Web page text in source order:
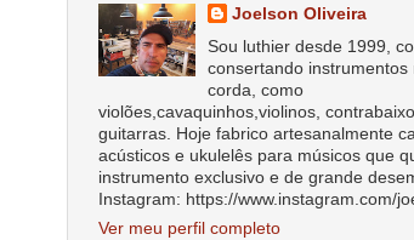
Joelson Oliveira
Sou luthier desde 1999,
consertando instrumentos
corda, como
violões,cavaquinhos,violinos,
guitarras. Hoje fabrico artesanalmente
acústicos e ukulelês para músicos que
instrumento exclusivo e de grande
Instagram: https://www.instagram.com/
Ver meu perfil completo